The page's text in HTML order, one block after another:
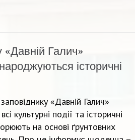
«Давній Галич»
історичні
«Давній Галич»
культурні події та історичні
на основі ґрунтовних